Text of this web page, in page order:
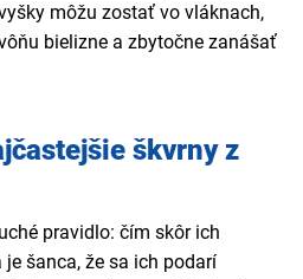
môžu zostať vo vláknach,
bielizne a zbytočne zanášať
škvrny z
pravidlo: čím skôr ich
šanca, že sa ich podarí